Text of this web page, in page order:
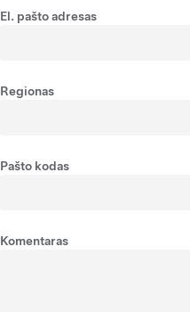
El. pašto adresas
Regionas
Pašto kodas
Komentaras